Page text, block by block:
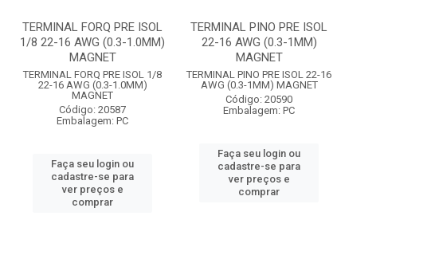
TERMINAL FORQ PRE ISOL
1/8 22-16 AWG (0.3-1.0MM)
MAGNET
TERMINAL FORQ PRE ISOL 1/8
22-16 AWG (0.3-1.0MM)
MAGNET
Código: 20587
Embalagem: PC
Faça seu login ou
cadastre-se para
ver preços e
comprar
TERMINAL PINO PRE ISOL
22-16 AWG (0.3-1MM)
MAGNET
TERMINAL PINO PRE ISOL 22-16
AWG (0.3-1MM) MAGNET
Código: 20590
Embalagem: PC
Faça seu login ou
cadastre-se para
ver preços e
comprar